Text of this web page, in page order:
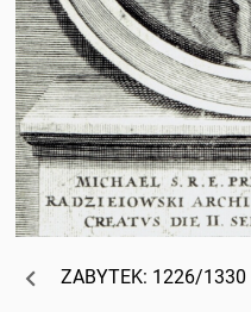
ZABYTEK: 1226/1330